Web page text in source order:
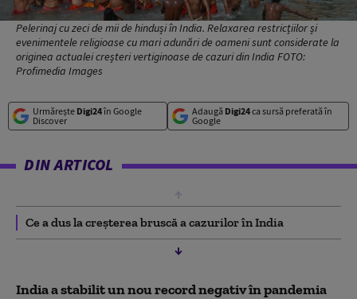
Pelerinaj cu zeci de mii de hinduși în India. Relaxarea restricțiilor și
evenimentele religioase cu mari adunări de oameni sunt considerate la
originea actualei creșteri vertiginoase de cazuri din India FOTO:
Profimedia Images
Urmărește Digi24în Google
Discover
Adaugă Digi24ca sursă preferată în
Google
DIN ARTICOL
Ce a dus la creșterea bruscă a cazurilor în India
India a stabilit un nou record negativ în pandemia